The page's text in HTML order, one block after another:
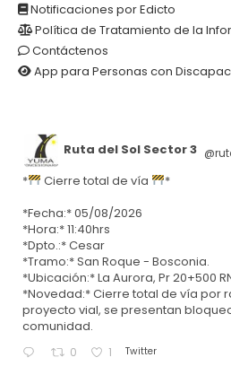
Notificaciones por Edicto
Política de Tratamiento de la
Contáctenos
App para Personas con
Ruta del Sol Sector 3
* Cierre total de vía
*
*Fecha:* 05/08/2026
*Hora:* 11:40hrs
*Dpto.:* Cesar
*Tramo:* San Roque - Bosconia.
*Ubicación:* La Aurora, Pr 20+500
*Novedad:* Cierre total de vía por
proyecto vial, se presentan
comunidad.
0 1 Twitter